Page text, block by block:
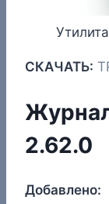
СКАЧАТЬ:
2.62.0
Добавлено: